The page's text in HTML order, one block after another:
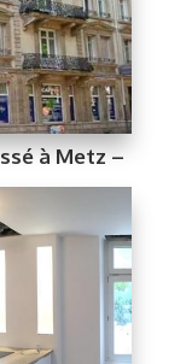
à Metz –